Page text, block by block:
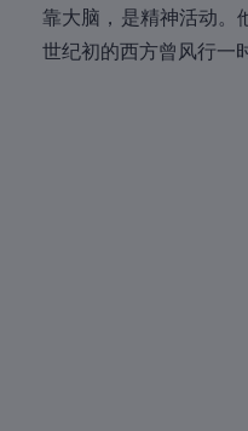
靠大脑，是精神活动。
世纪初的西方曾风行一